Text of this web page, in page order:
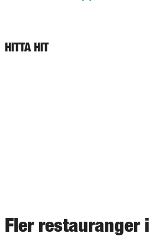
HITTA HIT
Fler restauranger